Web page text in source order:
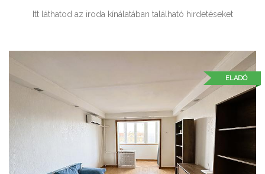
Itt láthatod az iroda kínálatában található hirdetéseket
ELADÓ